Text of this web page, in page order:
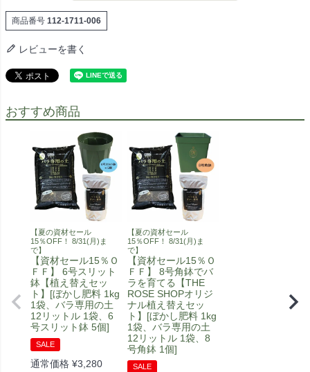
商品番号 112-1711-006
レビューを書く
おすすめ商品
【夏の資材セール
15％OFF！ 8/31(月)ま
で】
【資材セール15％Ｏ
ＦＦ】 6号スリット
鉢【植え替えセッ
ト】[ぼかし肥料 1kg
1袋、バラ専用の土
12リットル 1袋、6
号スリット鉢 5個]
SALE
通常価格 ¥3,280
【夏の資材セール
15％OFF！ 8/31(月)ま
で】
【資材セール15％Ｏ
ＦＦ】 8号角鉢でバ
ラを育てる【THE
ROSE SHOPオリジ
ナル植え替えセッ
ト】[ぼかし肥料 1kg
1袋、バラ専用の土
12リットル 1袋、8
号角鉢 1個]
SALE